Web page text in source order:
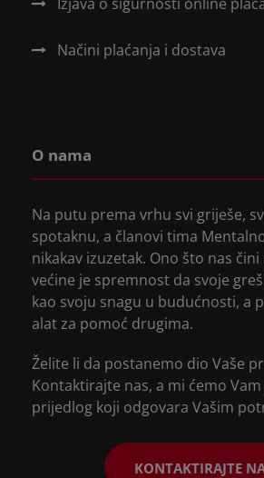
Načini plaćanja i dostava
O nama
Na putu prema vrhu svi griješe,
spotaknu, a članovi tima
nikakav izuzetak. Ono što nas
većine je spremnost da svoje
kao svoju snagu u budućnosti, a
alat za pomoć drugima.
Želite li da postanemo dio Vaše
Kontaktirajte nas, a mi ćemo
prijedlog koji odgovara Vašim
KONTAKTIRAJTE